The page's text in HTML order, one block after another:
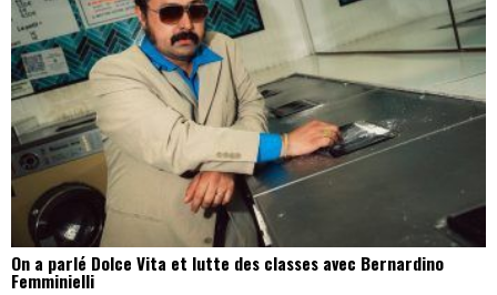
On a parlé Dolce Vita et lutte des classes avec Bernardino
Femminielli